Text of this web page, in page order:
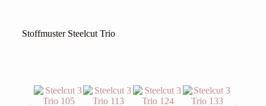
Stoffmuster Steelcut Trio